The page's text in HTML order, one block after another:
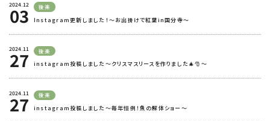
2024.12
03 後楽
Instagram更新しました！～お出掛けで紅葉in国分寺～
2024.11
27 後楽
instagram投稿しました～クリスマスリースを作りました🎄🎅～
2024.11
27 後楽
instagram投稿しました～毎年恒例！魚の解体ショー～